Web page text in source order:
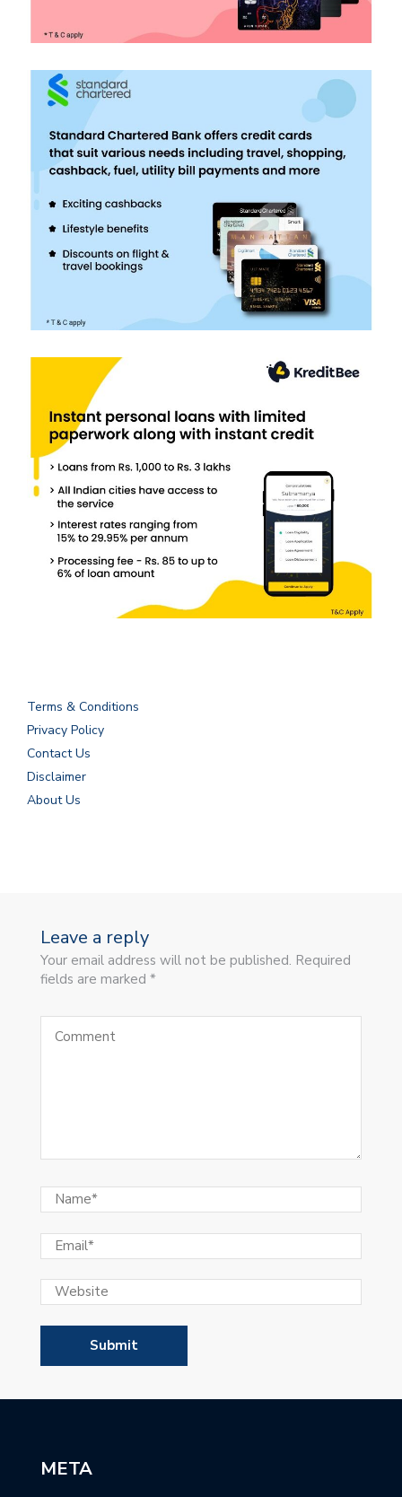
Terms & Conditions
Privacy Policy
Contact Us
Disclaimer
About Us
Leave a reply
Your email address will not be published. Required
fields are marked *
META